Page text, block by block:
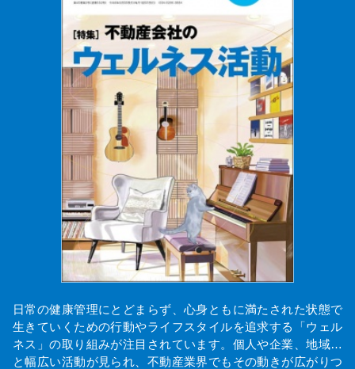
日常の健康管理にとどまらず、心身ともに満たされた状態で
生きていくための行動やライフスタイルを追求する「ウェル
ネス」の取り組みが注目されています。個人や企業、地域…
と幅広い活動が見られ、不動産業界でもその動きが広がりつ